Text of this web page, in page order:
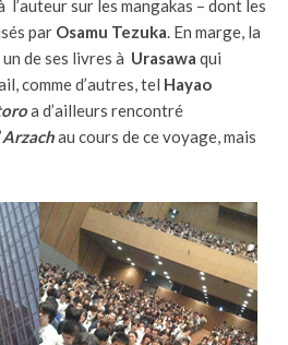
l’auteur sur les mangakas – dont les
par Osamu Tezuka. En marge, la
de ses livres à Urasawa qui
comme d’autres, tel Hayao
a d’ailleurs rencontré
Arzachau cours de ce voyage, mais